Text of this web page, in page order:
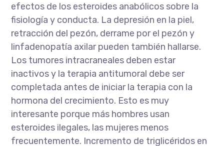
efectos de los esteroides anabólicos sobre la
fisiología y conducta. La depresión en la piel,
retracción del pezón, derrame por el pezón y
linfadenopatía axilar pueden también hallarse.
Los tumores intracraneales deben estar
inactivos y la terapia antitumoral debe ser
completada antes de iniciar la terapia con la
hormona del crecimiento. Esto es muy
interesante porque más hombres usan
esteroides ilegales, las mujeres menos
frecuentemente. Incremento de triglicéridos en